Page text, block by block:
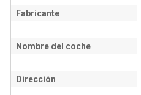
Fabricante
Nombre del coche
Dirección